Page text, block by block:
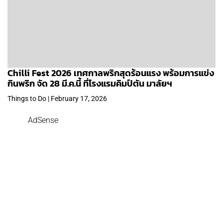
Chilli Fest 2026 เทศกาลพริกสุดร้อนแรง พร้อมการแข่ง
กินพริก จัด 28 มี.ค.นี้ ที่โรงแรมคิมป์ตัน มาลัยฯ
Things to Do | February 17, 2026
AdSense